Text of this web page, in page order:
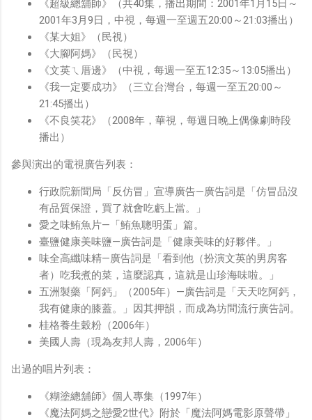
《超級總舖師》（共40集，播出期間：2001年1月15日～
2001年3月9日，中視，每週一至週五20:00～21:03播出）
《某大姐》（民視）
《大腳阿媽》（民視）
《文英ㄟ厝邊》（中視，每週一至五12:35～13:05播出）
《我一定要成功》（三立台灣台，每週一至五20:00～
21:45播出）
《不良笑花》（2008年，華視，每週日晚上偶像劇時段
播出）
參與演出的電視廣告列表：
行政院新聞局「反仿冒」宣導廣告—廣告詞是「仿冒品沒
有品質保證，買了就會吃虧上當。」
愛之味鮪魚片—「鮪魚聰明蛋」篇。
臺鹽健康美味鹽—廣告詞是「健康美味的好夥伴。」
味全高纖味精—廣告詞是「看到他（扮演文英的男房客
者）吃我煮的菜，這麼認真，這就是山珍海味啦。」
五洲製藥「阿鈣」（2005年）—廣告詞是「天天吃阿鈣，
我有健康的膝蓋。」因其押韻，而成為坊間流行廣告詞。
桂格養生穀粉（2006年）
美國人壽（現為友邦人壽，2006年）
出過的唱片列表：
《糊塗總舖師》個人專集（1997年）
《魔法阿媽之戀愛2世代》附於「魔法阿媽電影原聲帶」